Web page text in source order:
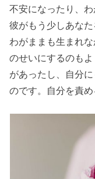
不安になったり、
彼がもう少しあな
わがままも生まれ
のせいにするのも
があったし、自分
のです。自分を責め